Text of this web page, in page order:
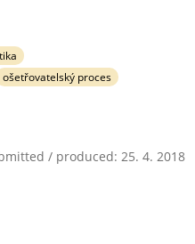
ošetřovatelský proces
/ produced: 25. 4. 2018